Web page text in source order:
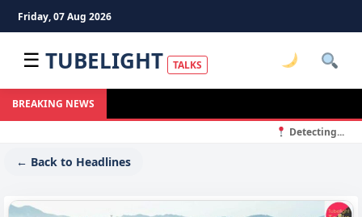
Friday, 07 Aug 2026
☰ TUBELIGHT TALKS
BREAKING NEWS
Detecting...
← Back to Headlines